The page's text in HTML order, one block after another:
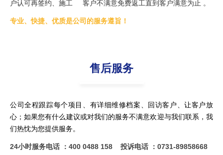
户认可再签约、施工 客户不满意免费返工直到客户满意为止 。
专业、快捷、优质是公司的服务遵旨！
公司全程跟踪每个项目、有详细维修档案、回访客户、让客户放
心；如果您有什么建议或对我们的服务不满意欢迎与我们联系，我
们热忱为您提供服务。
24小时服务电话 ：400 0488 158 投诉电话 ：0731-89858668
售后服务